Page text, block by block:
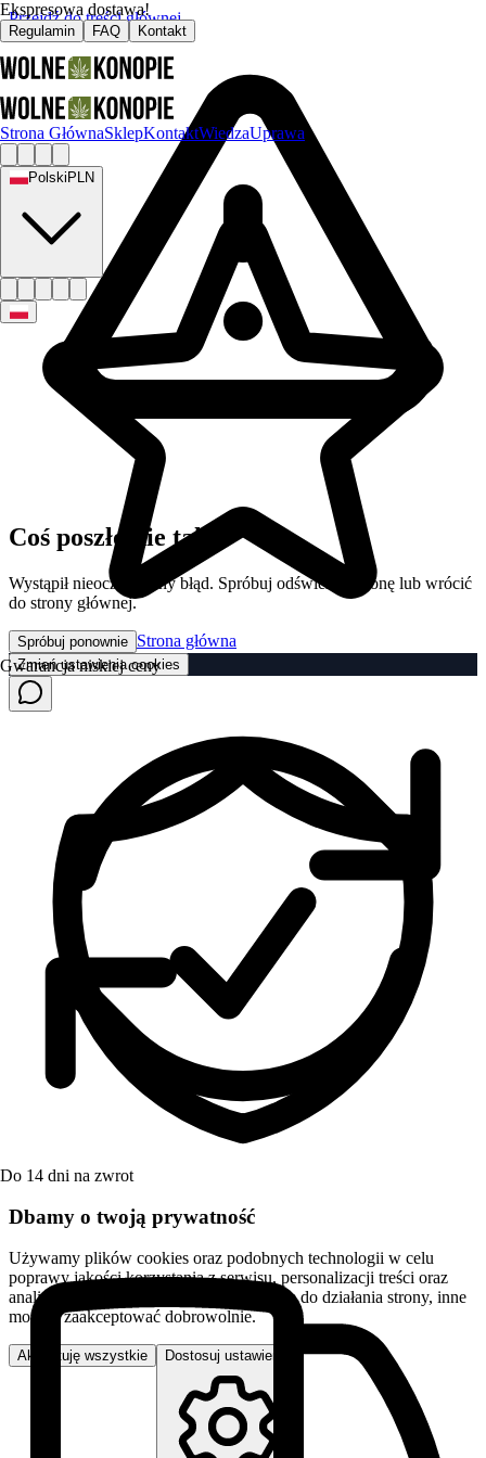
Przejdź do treści głównej
Ekspresowa dostawa!
Regulamin FAQ Kontakt
Strona GłównaSklepKontaktWiedzaUprawa
Polski PLN
Gwarancja niskiej ceny
Do 14 dni na zwrot
Coś poszło nie tak
Wystąpił nieoczekiwany błąd. Spróbuj odświeżyć stronę lub wrócić
do strony głównej.
Spróbuj ponownie Strona główna
Zmień ustawienia cookies
Dbamy o twoją prywatność
Używamy plików cookies oraz podobnych technologii w celu
poprawy jakości korzystania z serwisu, personalizacji treści oraz
analizy ruchu. Niektóre pliki są niezbędne do działania strony, inne
możesz zaakceptować dobrowolnie.
Akceptuję wszystkie Dostosuj ustawienia